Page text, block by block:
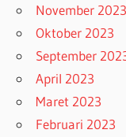
November 2023
Oktober 2023
September
April 2023
Maret 2023
Februari 2023